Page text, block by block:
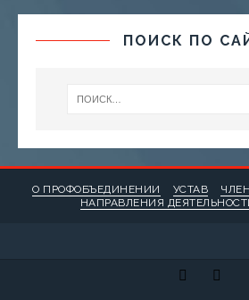
ПОИСК ПО
О ПРОФОБЪЕДИНЕНИИ УСТАВ
НАПРАВЛЕНИЯ